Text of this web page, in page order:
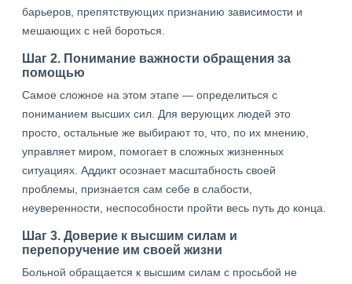
барьеров, препятствующих признанию зависимости и
мешающих с ней бороться.
Шаг 2. Понимание важности обращения за
помощью
Самое сложное на этом этапе — определиться с
пониманием высших сил. Для верующих людей это
просто, остальные же выбирают то, что, по их мнению,
управляет миром, помогает в сложных жизненных
ситуациях. Аддикт осознает масштабность своей
проблемы, признается сам себе в слабости,
неуверенности, неспособности пройти весь путь до конца.
Шаг 3. Доверие к высшим силам и
перепоручение им своей жизни
Больной обращается к высшим силам с просьбой не